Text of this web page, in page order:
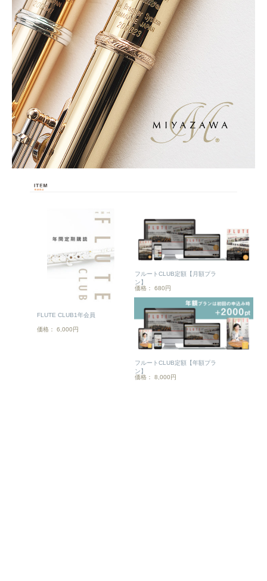
FLUTE CLUB1年会員
価格： 6,000円
フルートCLUB定額【月額プラ
ン】
価格： 680円
フルートCLUB定額【年額プラ
ン】
価格： 8,000円